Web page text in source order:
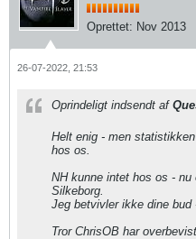
Oprettet: Nov 2013
26-07-2022, 21:53
Oprindeligt indsendt af
Helt enig - men
hos os.
NH kunne intet hos os -
Silkeborg.
Jeg betvivler ikke dine
Tror ChrisOB har